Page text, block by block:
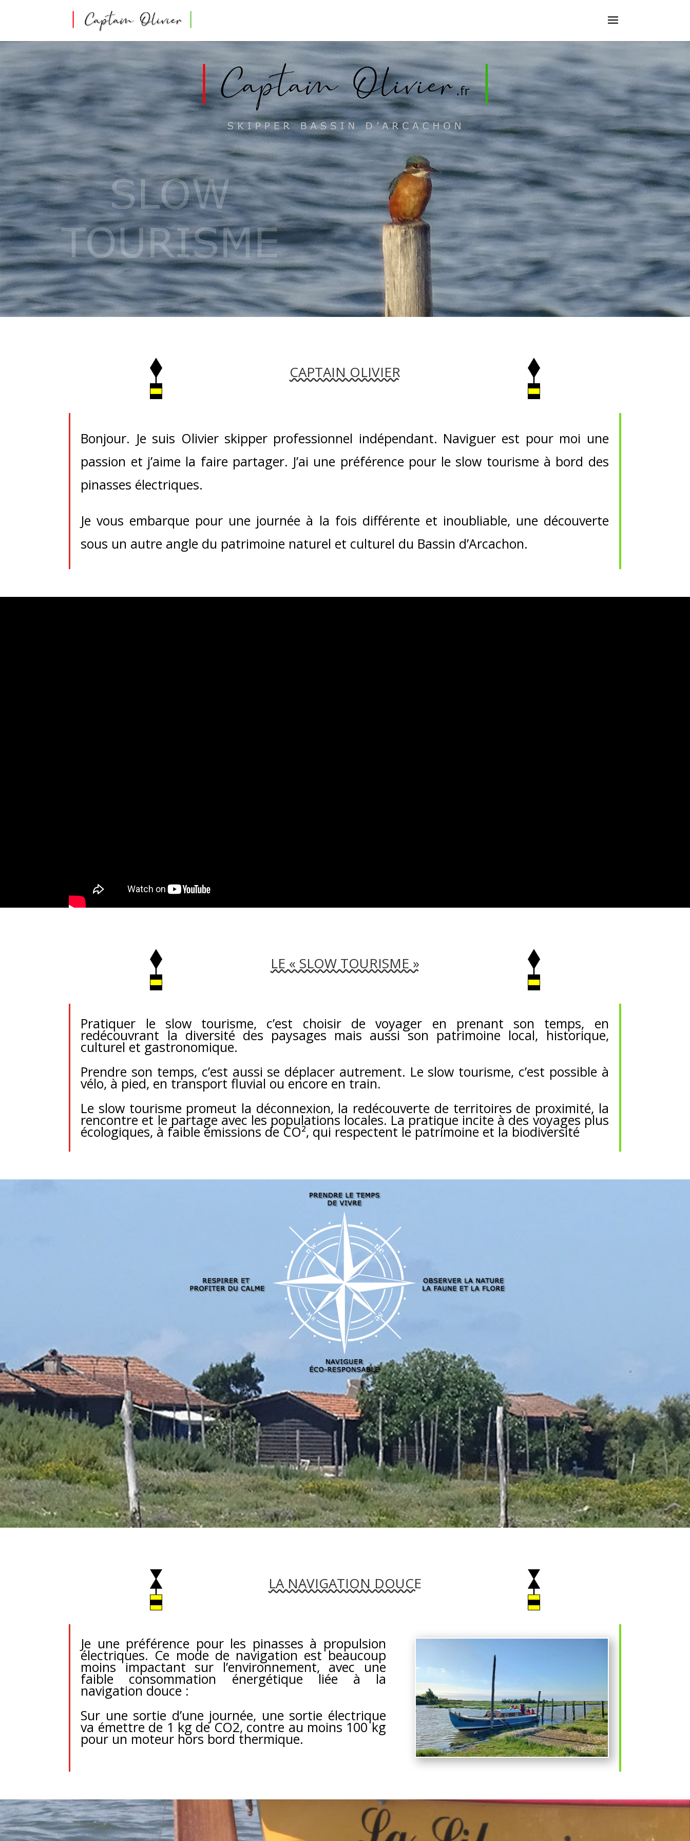
CAPTAIN OLIVIER
Bonjour. Je suis Olivier skipper professionnel indépendant. Naviguer est pour moi une
passion et j’aime la faire partager. J’ai une préférence pour le slow tourisme à bord des
pinasses électriques.
Je vous embarque pour une journée à la fois différente et inoubliable, une découverte
sous un autre angle du patrimoine naturel et culturel du Bassin d’Arcachon.
LE « SLOW TOURISME »
Pratiquer le slow tourisme, c’est choisir de voyager en prenant son temps, en
redécouvrant la diversité des paysages mais aussi son patrimoine local, historique,
culturel et gastronomique.
Prendre son temps, c’est aussi se déplacer autrement. Le slow tourisme, c’est possible à
vélo, à pied, en transport fluvial ou encore en train.
Le slow tourisme promeut la déconnexion, la redécouverte de territoires de proximité, la
rencontre et le partage avec les populations locales. La pratique incite à des voyages plus
écologiques, à faible émissions de CO², qui respectent le patrimoine et la biodiversité
LA NAVIGATION DOUCE
Je une préférence pour les pinasses à propulsion
électriques. Ce mode de navigation est beaucoup
moins impactant sur l’environnement, avec une
faible consommation énergétique liée à la
navigation douce :
Sur une sortie d’une journée, une sortie électrique
va émettre de 1 kg de CO2, contre au moins 100 kg
pour un moteur hors bord thermique.